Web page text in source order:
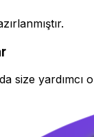
size yardımcı